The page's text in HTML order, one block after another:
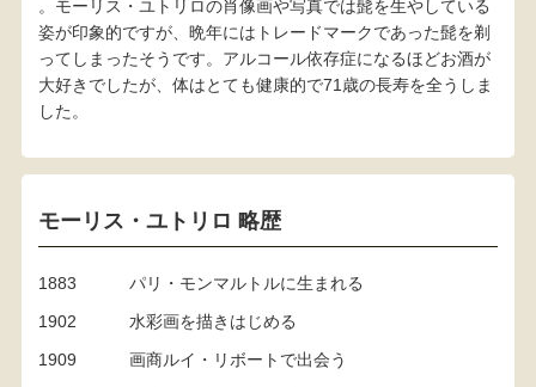
。モーリス・ユトリロの肖像画や写真では髭を生やしている
姿が印象的ですが、晩年にはトレードマークであった髭を剃
ってしまったそうです。アルコール依存症になるほどお酒が
大好きでしたが、体はとても健康的で71歳の長寿を全うしま
した。
モーリス・ユトリロ 略歴
1883
パリ・モンマルトルに生まれる
1902
水彩画を描きはじめる
1909
画商ルイ・リボートで出会う